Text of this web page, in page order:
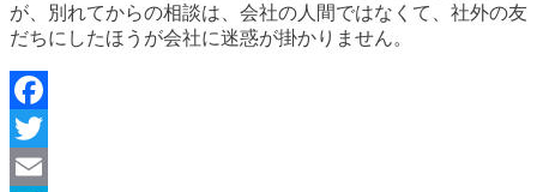
が、別れてからの相談は、会社の人間ではなくて、社外の友
だちにしたほうが会社に迷惑が掛かりません。
Facebook
Twitter